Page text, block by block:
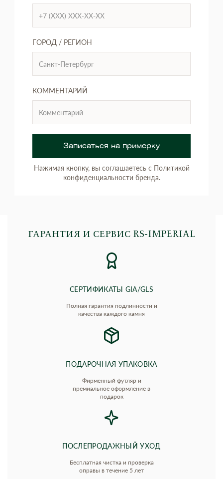
ГОРОД / РЕГИОН
КОММЕНТАРИЙ
Записаться на примерку
Нажимая кнопку, вы соглашаетесь с Политикой
конфиденциальности бренда.
ГАРАНТИЯ И СЕРВИС RS‑IMPERIAL
СЕРТИФИКАТЫ GIA/GLS
Полная гарантия подлинности и
качества каждого камня
ПОДАРОЧНАЯ УПАКОВКА
Фирменный футляр и
премиальное оформление в
подарок
ПОСЛЕПРОДАЖНЫЙ УХОД
Бесплатная чистка и проверка
оправы в течение 5 лет